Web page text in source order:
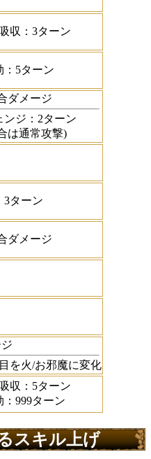
収：3ターン
：5ターン
ダメージ
ンジ：2ターン
は通常攻撃)
3ターン
ダメージ
を火/お邪魔に変化
収：5ターン
999ターン
スキル上げ